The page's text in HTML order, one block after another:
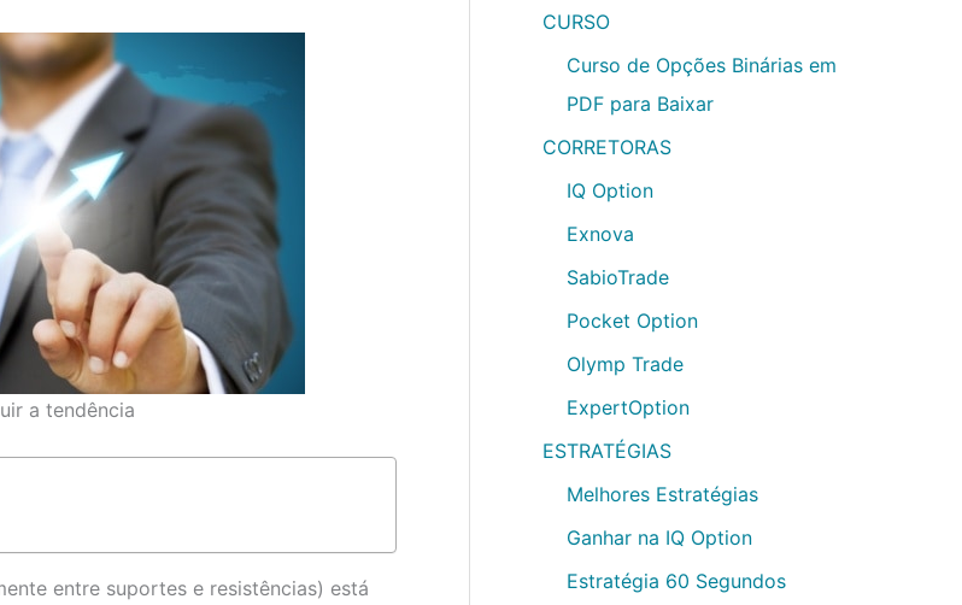
a tendência
entre suportes e resistências) está
CURSO
Curso de Opções Binárias em
PDF para Baixar
CORRETORAS
IQ Option
Exnova
SabioTrade
Pocket Option
Olymp Trade
ExpertOption
ESTRATÉGIAS
Melhores Estratégias
Ganhar na IQ Option
Estratégia 60 Segundos